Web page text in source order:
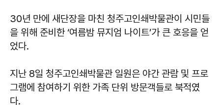
30년 만에 새단장을 마친 청주고인쇄박물관이 시민들
을 위해 준비한 ‘여름밤 뮤지엄 나이트’가 큰 호응을 얻
었다.
지난 8일 청주고인쇄박물관 일원은 야간 관람 및 프로
그램에 참여하기 위한 가족 단위 방문객들로 북적였
다.